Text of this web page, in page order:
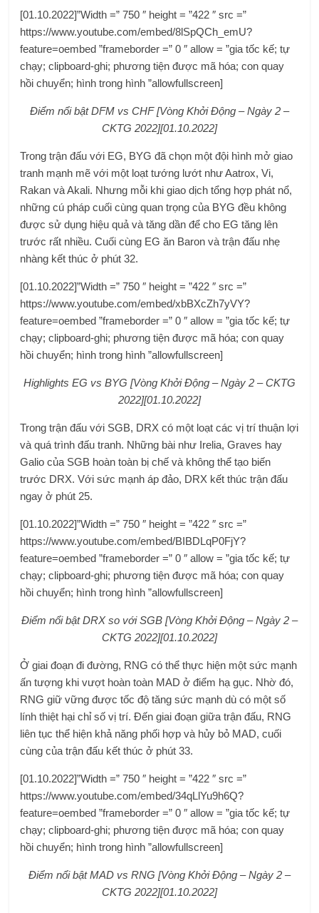
[01.10.2022]”Width =” 750 ″ height = ”422 ″ src =”
https://www.youtube.com/embed/8lSpQCh_emU?
feature=oembed ”frameborder =” 0 ″ allow = ”gia tốc kế; tự
chạy; clipboard-ghi; phương tiện được mã hóa; con quay
hồi chuyển; hình trong hình ”allowfullscreen]
Điểm nổi bật DFM vs CHF [Vòng Khởi Động – Ngày 2 –
CKTG 2022][01.10.2022]
Trong trận đấu với EG, BYG đã chọn một đội hình mở giao
tranh mạnh mẽ với một loạt tướng lướt như Aatrox, Vi,
Rakan và Akali. Nhưng mỗi khi giao dịch tổng hợp phát nổ,
những cú pháp cuối cùng quan trọng của BYG đều không
được sử dụng hiệu quả và tăng dần để cho EG tăng lên
trước rất nhiều. Cuối cùng EG ăn Baron và trận đấu nhẹ
nhàng kết thúc ở phút 32.
[01.10.2022]”Width =” 750 ″ height = ”422 ″ src =”
https://www.youtube.com/embed/xbBXcZh7yVY?
feature=oembed ”frameborder =” 0 ″ allow = ”gia tốc kế; tự
chạy; clipboard-ghi; phương tiện được mã hóa; con quay
hồi chuyển; hình trong hình ”allowfullscreen]
Highlights EG vs BYG [Vòng Khởi Động – Ngày 2 – CKTG
2022][01.10.2022]
Trong trận đấu với SGB, DRX có một loạt các vị trí thuận lợi
và quá trình đấu tranh. Những bài như Irelia, Graves hay
Galio của SGB hoàn toàn bị chế và không thể tạo biến
trước DRX. Với sức mạnh áp đảo, DRX kết thúc trận đấu
ngay ở phút 25.
[01.10.2022]”Width =” 750 ″ height = ”422 ″ src =”
https://www.youtube.com/embed/BIBDLqP0FjY?
feature=oembed ”frameborder =” 0 ″ allow = ”gia tốc kế; tự
chạy; clipboard-ghi; phương tiện được mã hóa; con quay
hồi chuyển; hình trong hình ”allowfullscreen]
Điểm nổi bật DRX so với SGB [Vòng Khởi Động – Ngày 2 –
CKTG 2022][01.10.2022]
Ở giai đoạn đi đường, RNG có thể thực hiện một sức mạnh
ấn tượng khi vượt hoàn toàn MAD ở điểm hạ gục. Nhờ đó,
RNG giữ vững được tốc độ tăng sức mạnh dù có một số
lính thiệt hại chỉ số vị trí. Đến giai đoạn giữa trận đấu, RNG
liên tục thể hiện khả năng phối hợp và hủy bỏ MAD, cuối
cùng của trận đấu kết thúc ở phút 33.
[01.10.2022]”Width =” 750 ″ height = ”422 ″ src =”
https://www.youtube.com/embed/34qLlYu9h6Q?
feature=oembed ”frameborder =” 0 ″ allow = ”gia tốc kế; tự
chạy; clipboard-ghi; phương tiện được mã hóa; con quay
hồi chuyển; hình trong hình ”allowfullscreen]
Điểm nổi bật MAD vs RNG [Vòng Khởi Động – Ngày 2 –
CKTG 2022][01.10.2022]